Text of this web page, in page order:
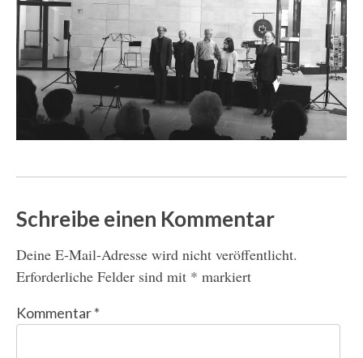
Schreibe einen Kommentar
Deine E-Mail-Adresse wird nicht veröffentlicht.
Erforderliche Felder sind mit * markiert
Kommentar*